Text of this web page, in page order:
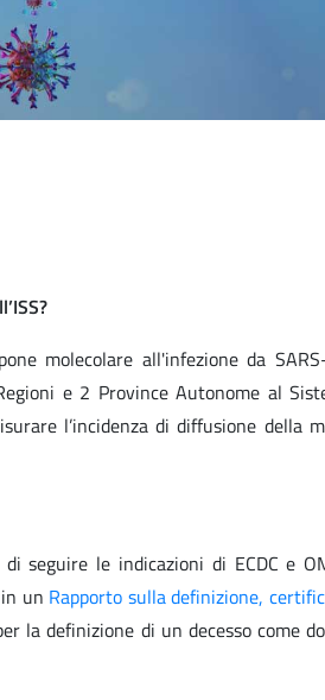
molecolare all'infezione da
e 2 Province Autonome al
l’incidenza di diffusione della
seguire le indicazioni di ECDC e
un Rapporto sulla definizione,
la definizione di un decesso come